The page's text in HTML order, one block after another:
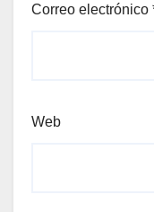
Correo electrónico
Web